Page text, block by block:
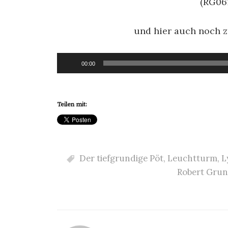
und hier auch noch
Audio-
Player
00:00
Teilen mit:
Der tiefgrundige Pöt, Leuchtturm,
Robert